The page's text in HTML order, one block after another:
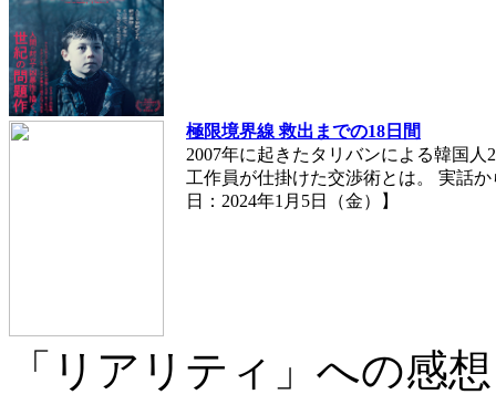
極限境界線 救出までの18日間
2007年に起きたタリバンによる韓国人
工作員が仕掛けた交渉術とは。 実話
日：2024年1月5日（金）】
「リアリティ」への感